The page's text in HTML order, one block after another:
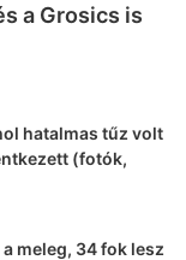
a Grosics is
hatalmas tűz volt
(fotók,
meleg, 34 fok lesz